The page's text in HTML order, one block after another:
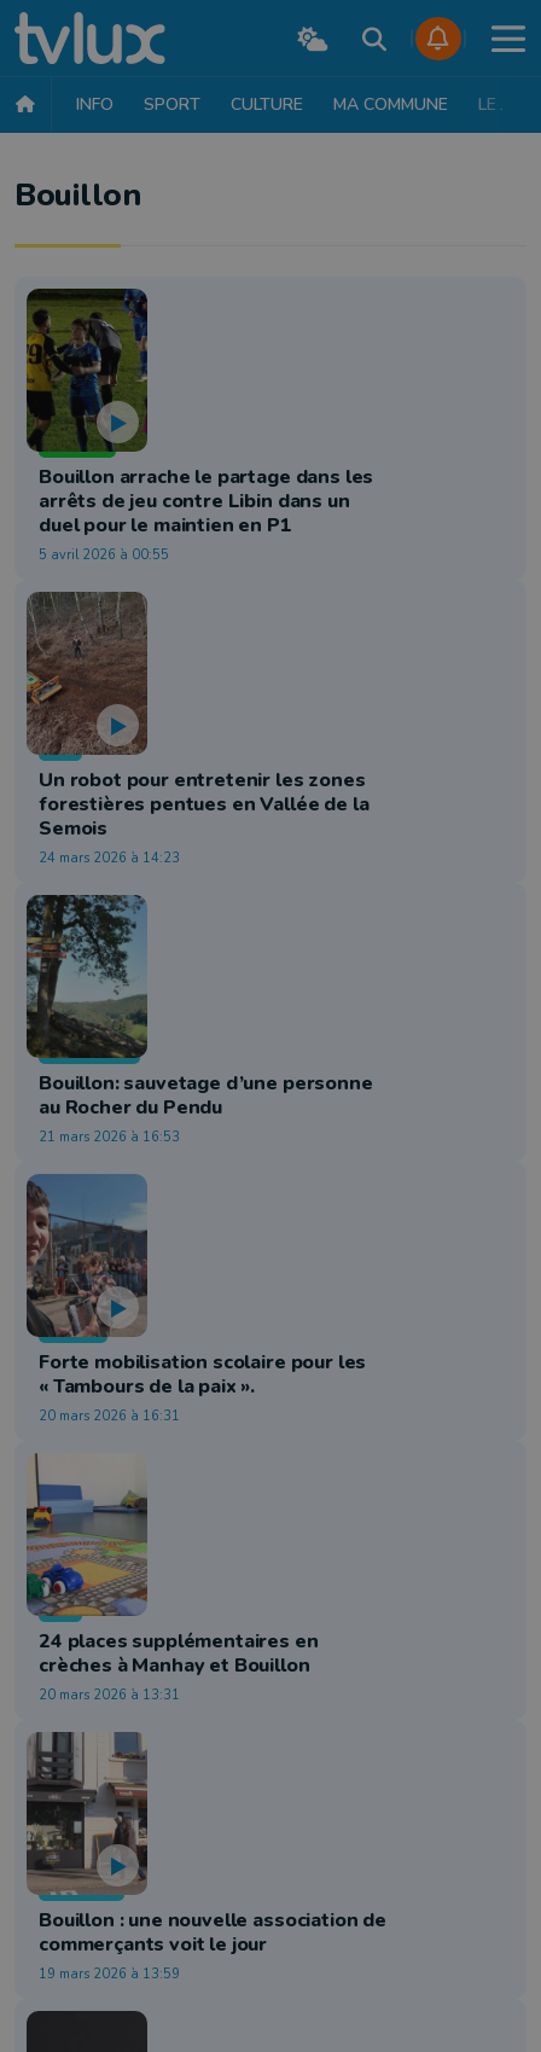
INFO SPORT CULTURE MA COMMUNE LE JT
Bouillon
Football
Bouillon arrache le partage dans les
arrêts de jeu contre Libin dans un
duel pour le maintien en P1
5 avril 2026 à 00:55
Info
Un robot pour entretenir les zones
forestières pentues en Vallée de la
Semois
24 mars 2026 à 14:23
Faits Divers
Bouillon: sauvetage d’une personne
au Rocher du Pendu
21 mars 2026 à 16:53
Société
Forte mobilisation scolaire pour les
« Tambours de la paix ».
20 mars 2026 à 16:31
Info
24 places supplémentaires en
crèches à Manhay et Bouillon
20 mars 2026 à 13:31
Economie
Bouillon : une nouvelle association de
commerçants voit le jour
19 mars 2026 à 13:59